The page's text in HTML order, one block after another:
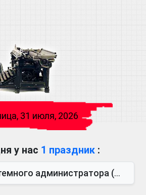
31 июля, 2026
у нас 1 праздник :
администратора (последняя пятница июля)